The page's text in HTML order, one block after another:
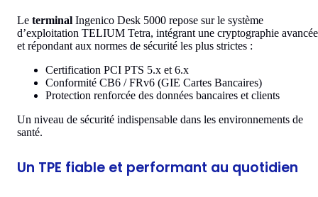
Le terminal Ingenico Desk 5000 repose sur le système
d’exploitation TELIUM Tetra, intégrant une cryptographie avancée
et répondant aux normes de sécurité les plus strictes :
Certification PCI PTS 5.x et 6.x
Conformité CB6 / FRv6 (GIE Cartes Bancaires)
Protection renforcée des données bancaires et clients
Un niveau de sécurité indispensable dans les environnements de
santé.
Un TPE fiable et performant au quotidien